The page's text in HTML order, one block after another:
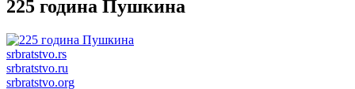
225 година Пушкина
srbratstvo.rs
srbratstvo.ru
srbratstvo.org